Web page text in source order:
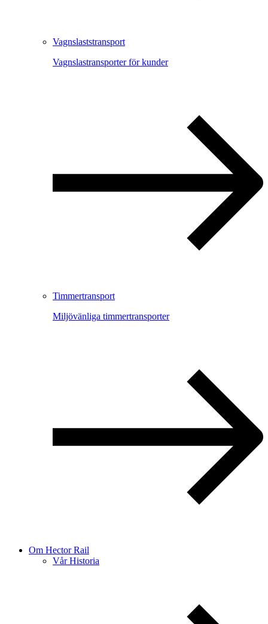
Vagnslaststransport
Vagnslastransporter för kunder
Timmertransport
Miljövänliga timmertransporter
Om Hector Rail
Vår Historia